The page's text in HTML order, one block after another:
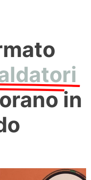
in